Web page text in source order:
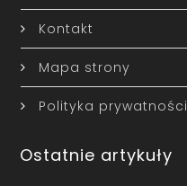
Kontakt
Mapa strony
Polityka prywatności
Ostatnie artykuły